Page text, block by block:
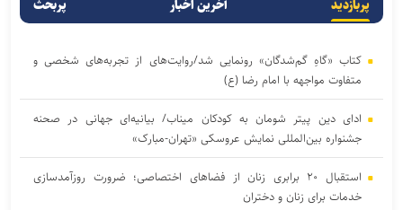
پربازدید آخرین اخبار پربحث
کتاب «گاهِ گم‌شدگان» رونمایی شد/روایت‌های از تجربه‌های شخصی و
متفاوت مواجهه با امام رضا (ع)
ادای دین پیتر شومان به کودکان میناب/ بیانیه‌ای جهانی در صحنه
جشنواره بین‌المللی نمایش عروسکی «تهران-مبارک»
استقبال ۲۰ برابری زنان از فضاهای اختصاصی؛ ضرورت روزآمدسازی
خدمات برای زنان و دختران